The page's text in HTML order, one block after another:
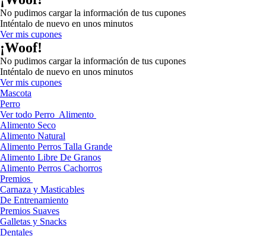
No pudimos cargar la información de tus cupones
Inténtalo de nuevo en unos minutos
Ver mis cupones
¡Woof!
No pudimos cargar la información de tus cupones
Inténtalo de nuevo en unos minutos
Ver mis cupones
Mascota
Perro
Ver todo Perro Alimento
Alimento Seco
Alimento Natural
Alimento Perros Talla Grande
Alimento Libre De Granos
Alimento Perros Cachorros
Premios
Carnaza y Masticables
De Entrenamiento
Premios Suaves
Galletas y Snacks
Dentales